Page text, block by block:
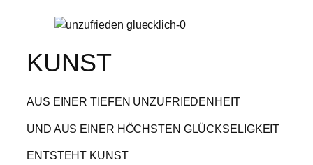
KUNST
AUS EINER TIEFEN UNZUFRIEDENHEIT
UND AUS EINER HÖCHSTEN GLÜCKSELIGKEIT
ENTSTEHT KUNST